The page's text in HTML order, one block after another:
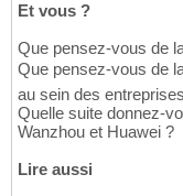
Et vous ?
Que pensez-vous de
Que pensez-vous de
au sein des
Quelle suite donnez-
Wanzhou et Huawei ?
Lire aussi